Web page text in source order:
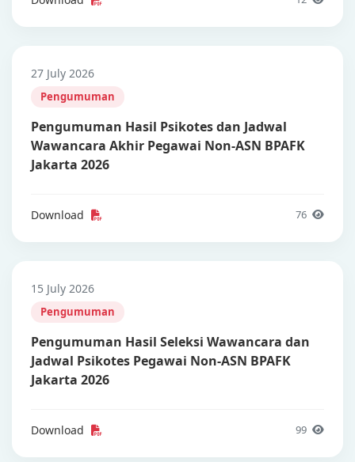
27 July 2026
Pengumuman
Pengumuman Hasil Psikotes dan Jadwal
Wawancara Akhir Pegawai Non-ASN BPAFK
Jakarta 2026
Download 76
15 July 2026
Pengumuman
Pengumuman Hasil Seleksi Wawancara dan
Jadwal Psikotes Pegawai Non-ASN BPAFK
Jakarta 2026
Download 99